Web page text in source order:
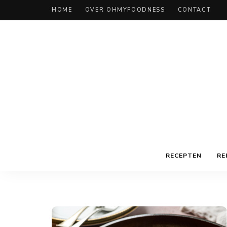
HOME OVER OHMYFOODNESS CONTACT
RECEPTEN